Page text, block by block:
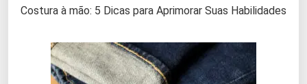
Costura à mão: 5 Dicas para Aprimorar Suas Habilidades